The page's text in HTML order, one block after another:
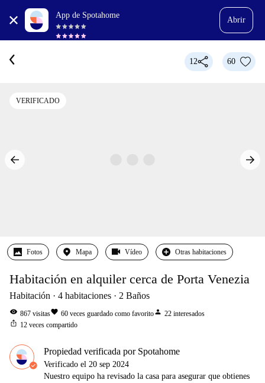
App de Spotahome
Abrir
12 60
VERIFICADO
Fotos Mapa Vídeo Otras habitaciones
Habitación en alquiler cerca de Porta Venezia
Habitación 4 habitaciones 2 Baños
visibility 867 visitasfavorite 60 veces guardado como favoritoperson 22 interesados
ios_share 12 veces compartido
Propiedad verificada por Spotahome
Verificado el 20 sep 2024
Nuestro equipo ha revisado la casa para asegurar que obtienes